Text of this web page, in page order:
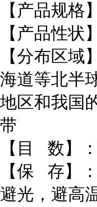
【产品规格
【产品性状
【分布区域
海道等北半
地区和我国
带
【目 数】
【保 存】
避光，避高